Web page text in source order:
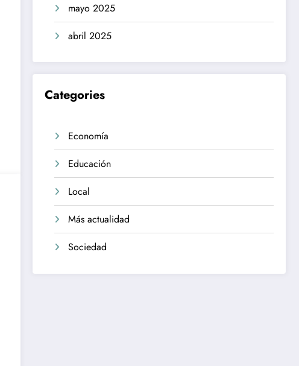
mayo 2025
abril 2025
Categories
Economía
Educación
Local
Más actualidad
Sociedad